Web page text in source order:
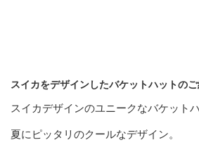
スイカをデザインしたバケットハットのご
スイカデザインのユニークなバケットハ
夏にピッタリのクールなデザイン。